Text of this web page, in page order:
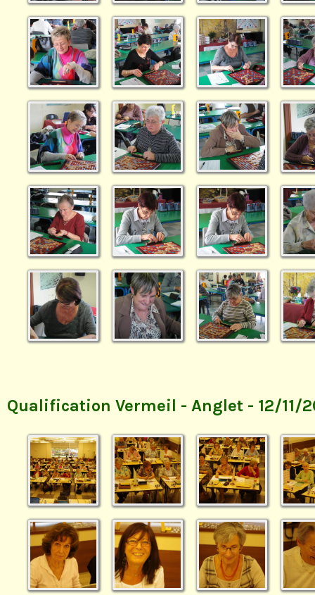
Qualification Vermeil - Anglet - 12/11/